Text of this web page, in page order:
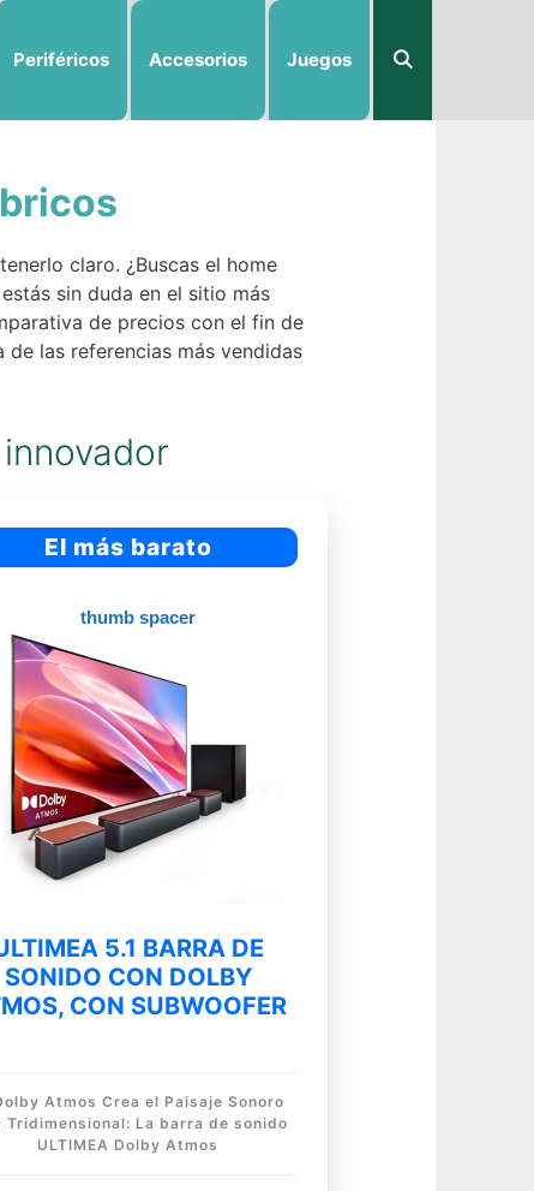
Periféricos Accesorios Juegos
claro. ¿Buscas el home
sin duda en el sitio más
de precios con el fin de
las referencias más vendidas
El más barato
5.1 BARRA DE
SONIDO CON DOLBY
CON SUBWOOFER
Atmos Crea el Paisaje Sonoro
Tridimensional: La barra de sonido
ULTIMEA Dolby Atmos